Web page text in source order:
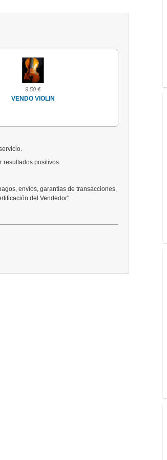
9.50 €
VENDO VIOLIN
resultados positivos.
envíos, garantías de transacciones,
del Vendedor".